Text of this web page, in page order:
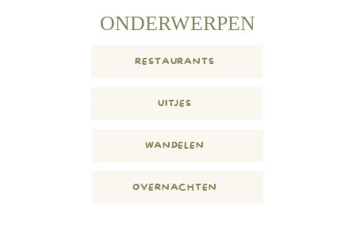
FAMILY
OVERNACHTEN
WANDELEN
UITJES
RESTAURANTS
ONDERWERPEN